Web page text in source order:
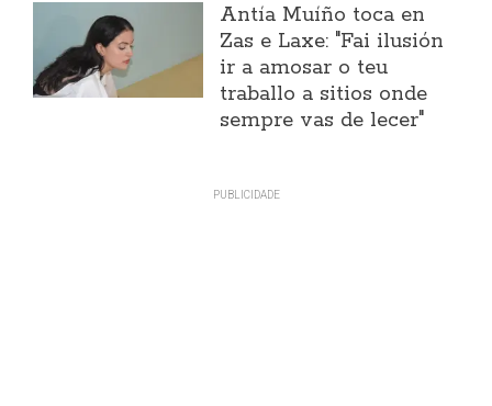
Antía Muíño toca en
Zas e Laxe: "Fai ilusión
ir a amosar o teu
traballo a sitios onde
sempre vas de lecer"